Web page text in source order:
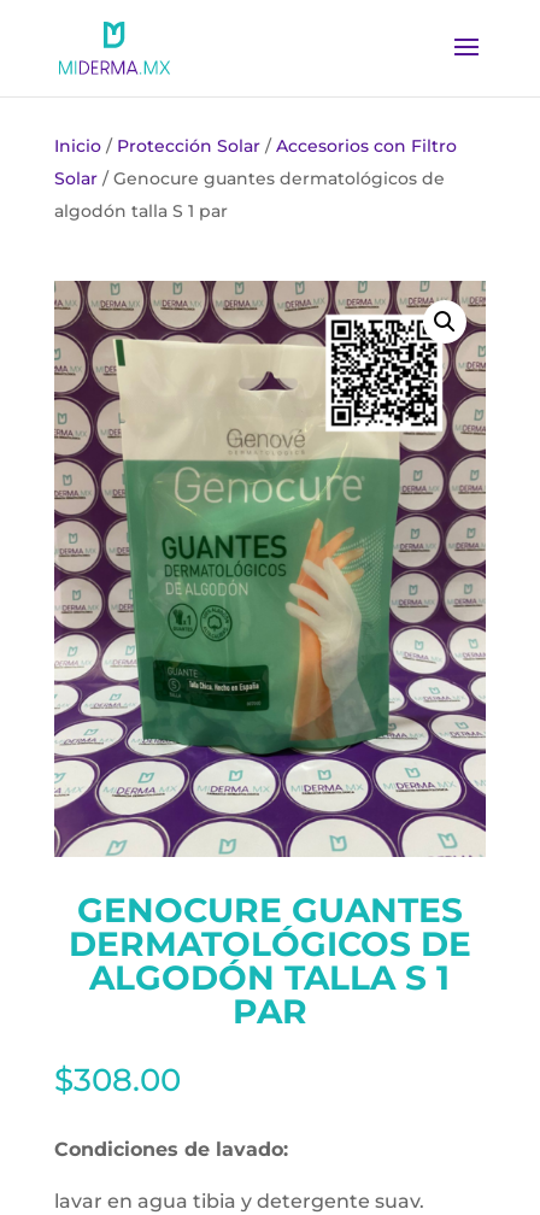
Inicio/ Protección Solar/Accesorios con Filtro
Solar/ Genocure guantes dermatológicos de
algodón talla S 1 par
GENOCURE GUANTES
DERMATOLÓGICOS DE
ALGODÓN TALLA S 1
PAR
$308.00
Condiciones de lavado:
lavar en agua tibia y detergente suav.